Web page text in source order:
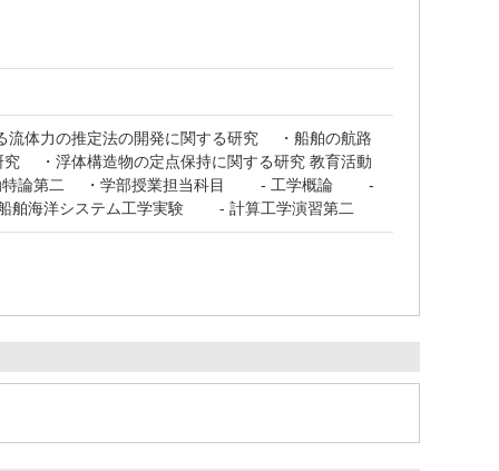
体力の推定法の開発に関する研究 ・船舶の航路
・浮体構造物の定点保持に関する研究 教育活動
特論第二 ・学部授業担当科目 - 工学概論 -
洋システム工学実験 - 計算工学演習第二